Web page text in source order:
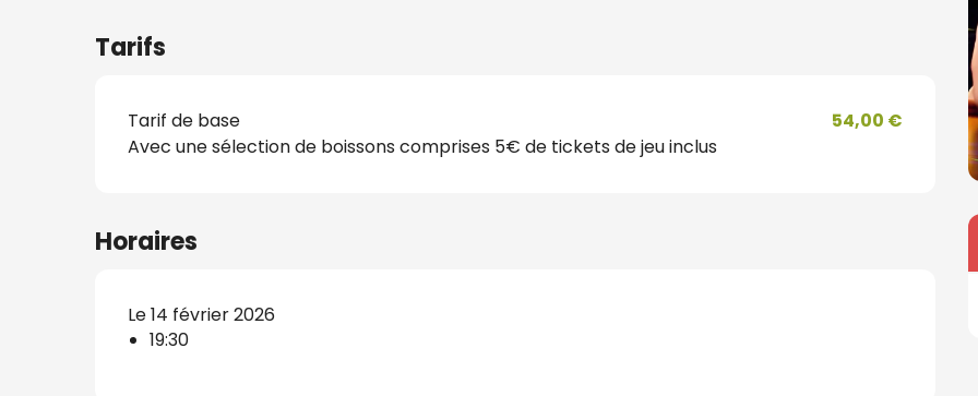
Tarifs
Tarif de base
Avec une sélection de boissons comprises 5€ de tickets de jeu inclus
54,00 €
Horaires
Le 14 février 2026
19:30